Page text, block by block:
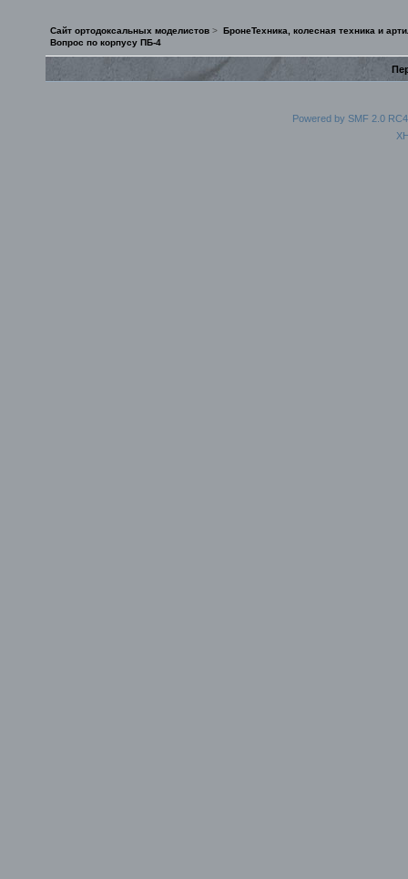
Сайт ортодоксальных моделистов >
БронеТехника, колесная техника и
Вопрос по корпусу ПБ-4
Powered by SMF 2.0 RC4